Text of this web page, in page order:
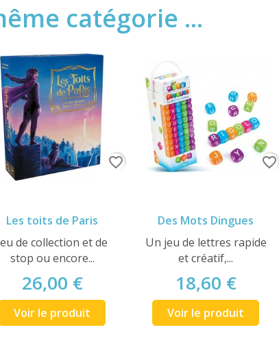
catégorie ...
Les toits de Paris
de collection et de
stop ou encore...
26,00 €
Voir le produit
favorite_border
Des Mots Dingues
Un jeu de lettres rapide
et créatif,...
18,60 €
Voir le produit
favorite_border